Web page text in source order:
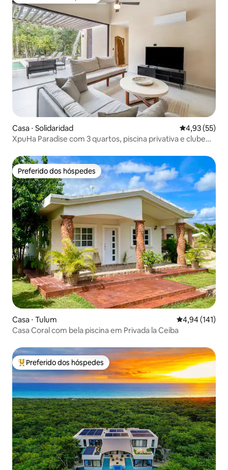
Casa ⋅ Solidaridad 4,93 de uma
4,93 (55)
XpuHa Paradise com 3 quartos, piscina privativa e clube
Preferido dos hóspedes
Preferido dos hóspedes
Casa ⋅ Tulum 4,94 de uma
4,94 (141)
Casa Coral com bela piscina em Privada la Ceiba
Entre os melhores preferidos dos hóspedes
Preferido dos hóspedes